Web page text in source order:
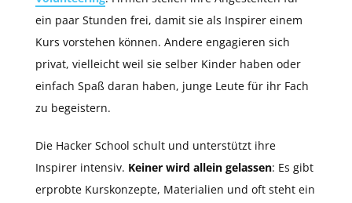
ein paar Stunden frei, damit sie als Inspirer einem
Kurs vorstehen können. Andere engagieren sich
privat, vielleicht weil sie selber Kinder haben oder
einfach Spaß daran haben, junge Leute für ihr Fach
zu begeistern.
Die Hacker School schult und unterstützt ihre
Inspirer intensiv. Keiner wird allein gelassen: Es gibt
erprobte Kurskonzepte, Materialien und oft steht ein